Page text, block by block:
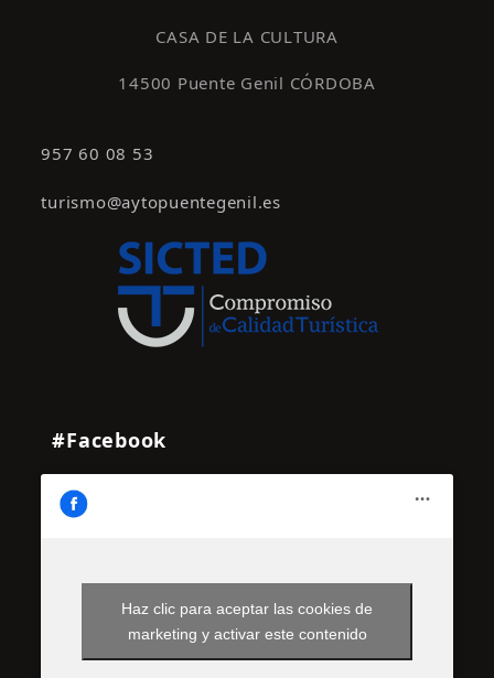
CASA DE LA CULTURA
14500 Puente Genil CÓRDOBA
957 60 08 53
turismo@aytopuentegenil.es
#Facebook
Haz clic para aceptar las cookies de
marketing y activar este contenido